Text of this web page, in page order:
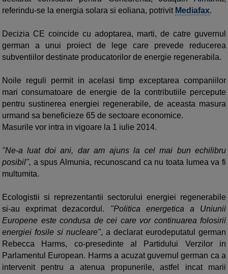
referindu-se la energia solara si eoliana, potrivit Mediafax.
Decizia CE coincide cu adoptarea, marti, de catre guvernul
german a unui proiect de lege care prevede reducerea
subventiilor destinate producatorilor de energie regenerabila.
Noile reguli permit in acelasi timp exceptarea companiilor
mari consumatoare de energie de la contributiile percepute
pentru sustinerea energiei regenerabile, de aceasta masura
urmand sa beneficieze 65 de sectoare economice.
Masurile vor intra in vigoare la 1 iulie 2014.
"Ne-a luat doi ani, dar am ajuns la cel mai bun echilibru
posibil", a spus Almunia, recunoscand ca nu toata lumea va fi
multumita.
Ecologistii si reprezentantii sectorului energiei regenerabile
si-au exprimat dezacordul. "Politica energetica a Uniunii
Europene este condusa de cei care vor continuarea folosirii
energiei fosile si nucleare", a declarat eurodeputatul german
Rebecca Harms, co-presedinte al Partidului Verzilor in
Parlamentul European. Harms a acuzat guvernul german ca a
intervenit pentru a atenua propunerile, astfel incat marii